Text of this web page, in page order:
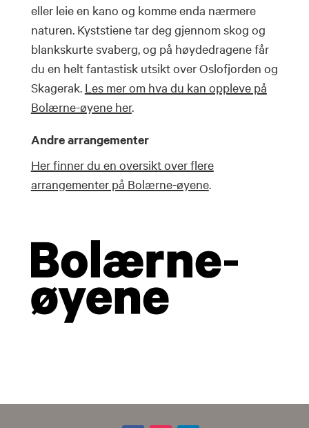
eller leie en kano og komme enda nærmere
naturen. Kyststiene tar deg gjennom skog og
blankskurte svaberg, og på høydedragene får
du en helt fantastisk utsikt over Oslofjorden og
Skagerak. Les mer om hva du kan oppleve på
Bolærne-øyene her.
Andre arrangementer
Her finner du en oversikt over flere
arrangementer på Bolærne-øyene.